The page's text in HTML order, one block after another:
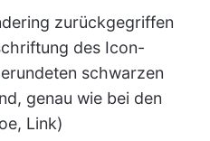
zurückgegriffen
des Icon-
schwarzen
genau wie bei den
Link)